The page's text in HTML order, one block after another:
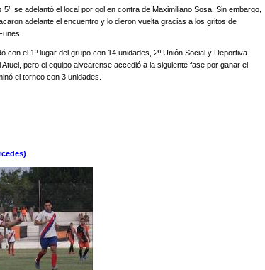
se adelantó el local por gol en contra de Maximiliano Sosa. Sin embargo,
adelante el encuentro y lo dieron vuelta gracias a los gritos de
con el 1º lugar del grupo con 14 unidades, 2º Unión Social y Deportiva
pero el equipo alvearense accedió a la siguiente fase por ganar el
el torneo con 3 unidades.